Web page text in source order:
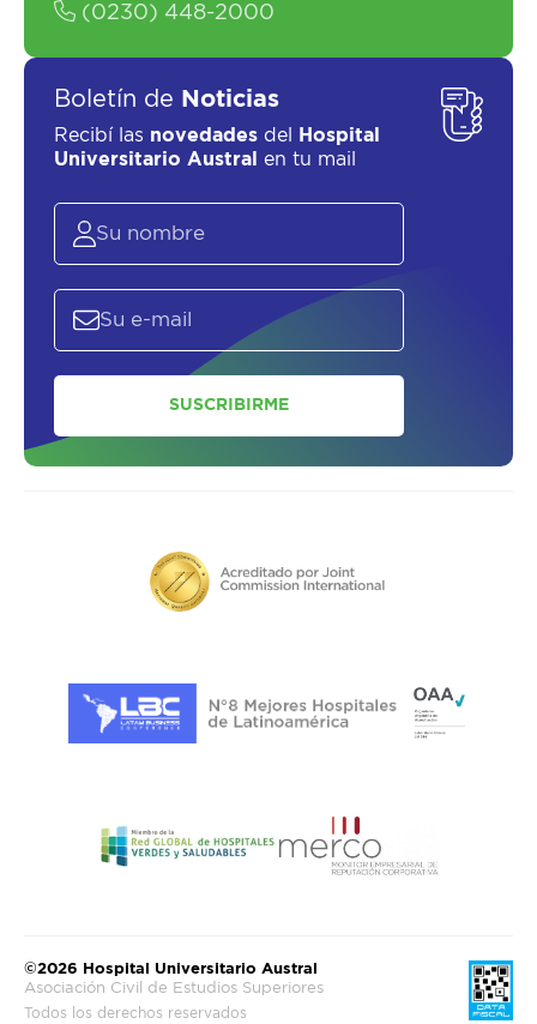
(0230) 448-2000
Boletín de Noticias
Recibí las novedades del
Hospital
Universitario Austral
en tu mail
SUSCRIBIRME
©2026 Hospital Universitario Austral
Asociación Civil de Estudios Superiores
Todos los derechos reservados